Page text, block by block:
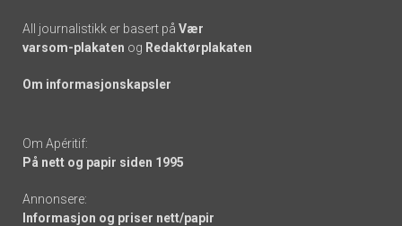
All journalistikk er basert på Vær
varsom-plakaten og Redaktørplakaten
Om informasjonskapsler
Om Apéritif:
På nett og papir siden 1995
Annonsere:
Informasjon og priser nett/papir